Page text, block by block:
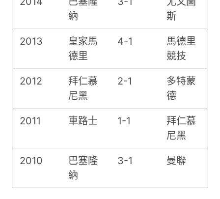
納
斯
2013
皇家馬
德里
4-1
馬德里
競技
2012
拜仁慕
尼黑
2-1
多特蒙
德
2011 車路士 1-1
拜仁慕
尼黑
2010
巴塞隆
納
3-1 曼聯